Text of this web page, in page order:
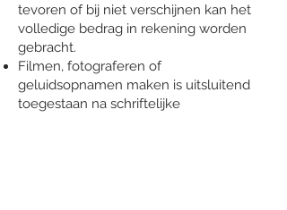
tevoren of bij niet verschijnen kan het
volledige bedrag in rekening worden
gebracht.
Filmen, fotograferen of
geluidsopnamen maken is uitsluitend
toegestaan na schriftelijke